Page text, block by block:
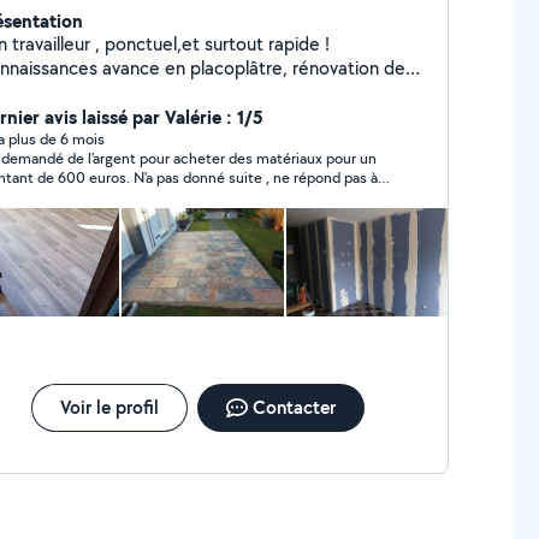
travailleur , ponctuel,et surtout rapide !
avance en placoplâtre, rénovation de
avis laissé par Valérie : 1/5
plus de 6 mois
de l'argent pour acheter des matériaux pour un
de 600 euros. N'a pas donné suite , ne répond pas à
Voir le profil Contacter